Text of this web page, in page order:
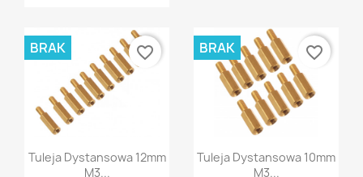
Szybki podgląd
Tuleja Dystansowa 12mm
M3...
BRAK favorite_border
Szybki podgląd
Tuleja Dystansowa 10mm
M3...
BRAK favorite_border